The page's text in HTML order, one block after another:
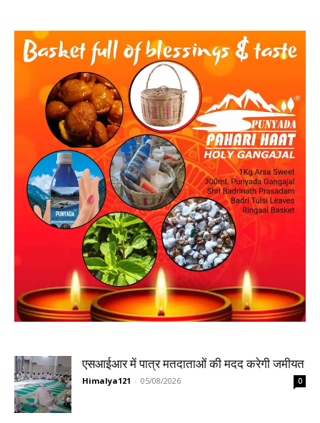
एसआईआर में पात्र मतदाताओं की मदद करेगी जमीयत
Himalya121 - 05/08/2026 0